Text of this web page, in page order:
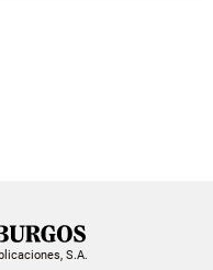
S.A.